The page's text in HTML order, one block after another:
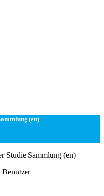
(en)
Studie Sammlung (en)
Benutzer